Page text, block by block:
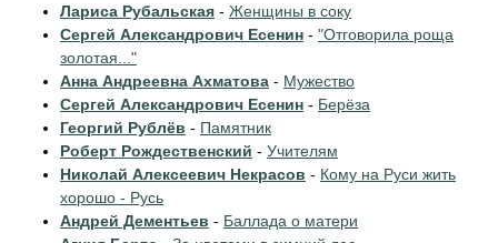
Лариса Рубальская - Женщины в соку
Сергей Александрович Есенин - "Отговорила роща
золотая..."
Анна Андреевна Ахматова - Мужество
Сергей Александрович Есенин - Берёза
Георгий Рублёв - Памятник
Роберт Рождественский - Учителям
Николай Алексеевич Некрасов - Кому на Руси жить
хорошо - Русь
Андрей Дементьев - Баллада о матери